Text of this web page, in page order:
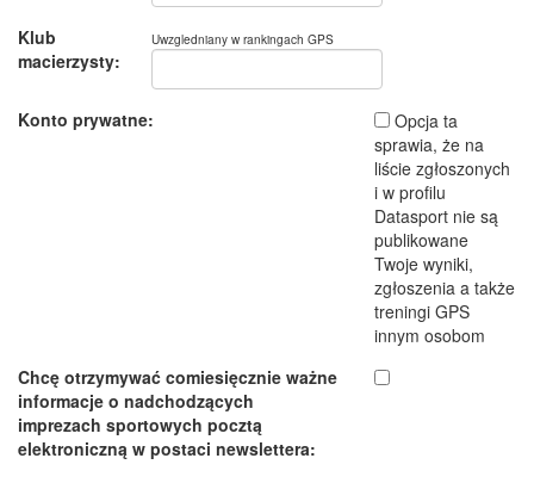
Klub
macierzysty:
Uwzgledniany w rankingach GPS
Konto prywatne:
Opcja ta
sprawia, że na
liście zgłoszonych
i w profilu
Datasport nie są
publikowane
Twoje wyniki,
zgłoszenia a także
treningi GPS
innym osobom
Chcę otrzymywać comiesięcznie ważne
informacje o nadchodzących
imprezach sportowych pocztą
elektroniczną w postaci newslettera: